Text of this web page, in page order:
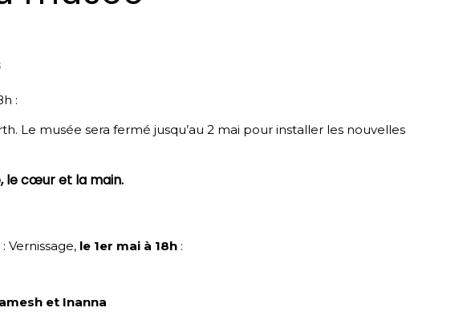
:
Le musée sera fermé jusqu’au 2 mai pour installer les nouvelles
le cœur et la main.
Vernissage, le 1er mai à 18h :
et Inanna